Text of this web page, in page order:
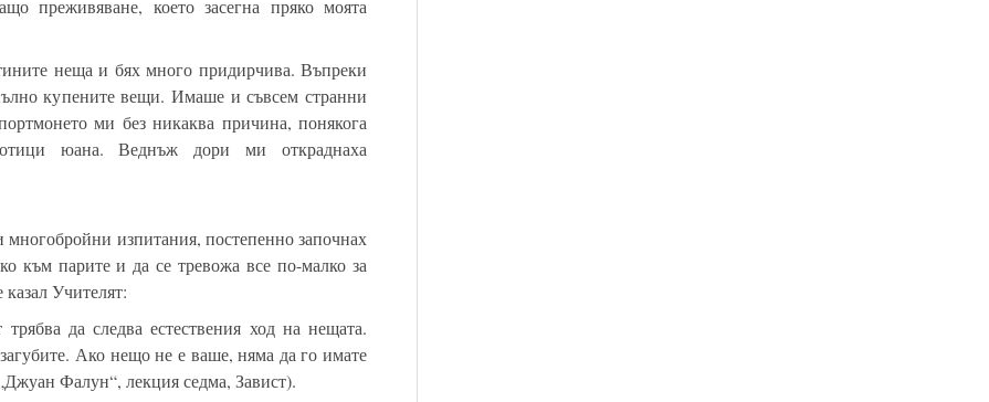
преживяване, което засегна пряко моята
неща и бях много придирчива. Въпреки
купените вещи. Имаше и съвсем странни
ми без никаква причина, понякога
юана. Веднъж дори ми откраднаха
многобройни изпитания, постепенно започнах
към парите и да се тревожа все по-малко за
Учителят:
да следва естествения ход на нещата.
Ако нещо не е ваше, няма да го имате
Фалун“, лекция седма, Завист).